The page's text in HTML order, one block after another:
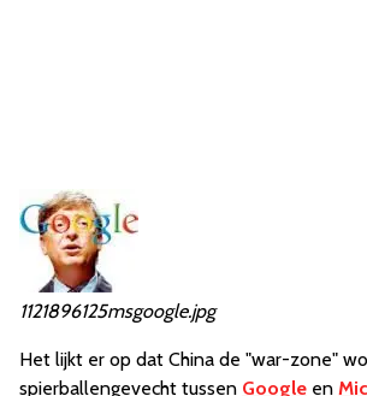
1121896125msgoogle.jpg
Het lijkt er op dat China de "war-zone"
spierballengevecht tussen Google en